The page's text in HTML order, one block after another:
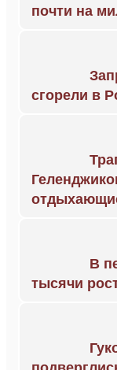
почти на
сгорели в
В
тысячи